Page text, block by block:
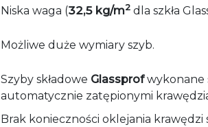
Niska waga (32,5 kg/m2 dla szkła
Możliwe duże wymiary szyb.
Szyby składowe Glassprofwykonane
automatycznie zatępionymi
Brak konieczności oklejania krawędzi